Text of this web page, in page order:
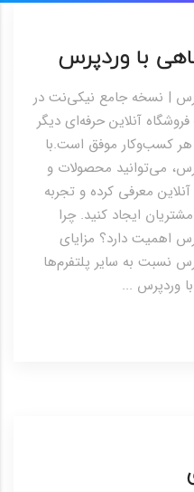
با وردپرس
| نسخه جامع نیکی‌نت در
آنلاین حرفه‌ای دیگر
کسب‌وکار موفق است.با
می‌توانید محصولات و
معرفی کرده و تجربه
ایجاد کنید. چرا
اهمیت دارد؟ مزایای
نسبت به سایر پلتفرم‌ها
وردپرس ...